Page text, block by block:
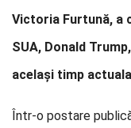
Victoria Furtună, a
SUA, Donald
același timp
Într-o postare